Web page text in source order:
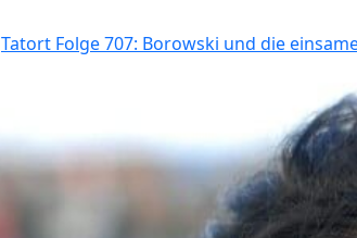
Tatort Folge 707: Borowski und die